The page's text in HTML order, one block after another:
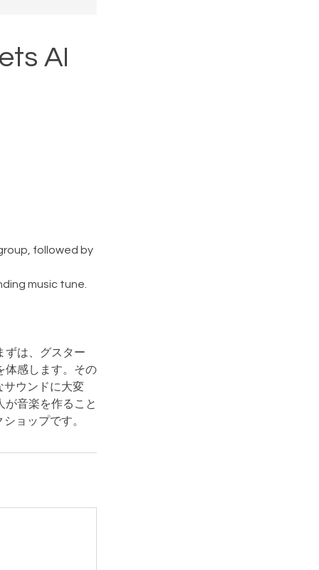
AI
followed by
music tune.
ずは、グスター
体感します。その
サウンドに大変
が音楽を作ること
ョップです。